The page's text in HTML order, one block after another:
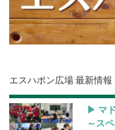
エスハポン広場 最新情報
▶︎ マ
～ス